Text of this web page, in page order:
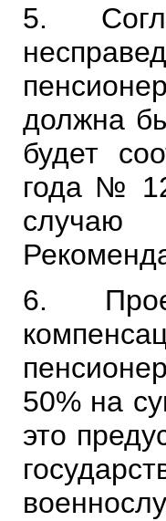
5.
должна
будет
года №
случаю
6.
50% на
это